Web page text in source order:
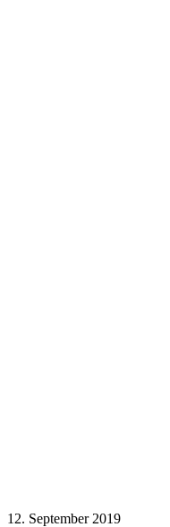
12. September 2019